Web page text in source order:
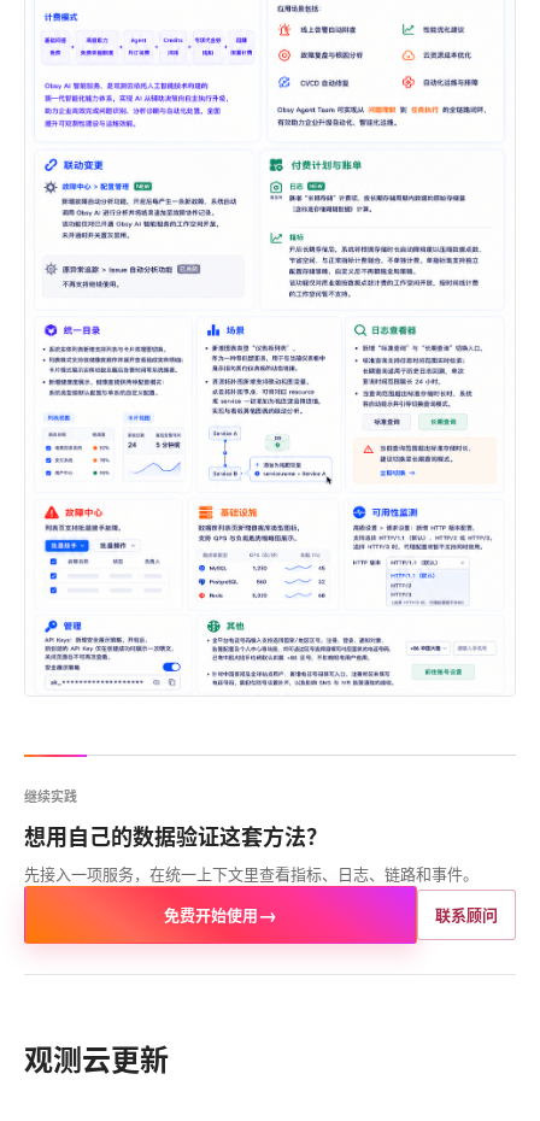
继续实践
想用自己的数据验证这套方法？
先接入一项服务，在统一上下文里查看指标、日志、链路和事件。
免费开始使用→ 联系顾问
观测云更新